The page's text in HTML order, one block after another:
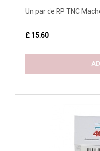
Un par de RP TNC
£ 15.60